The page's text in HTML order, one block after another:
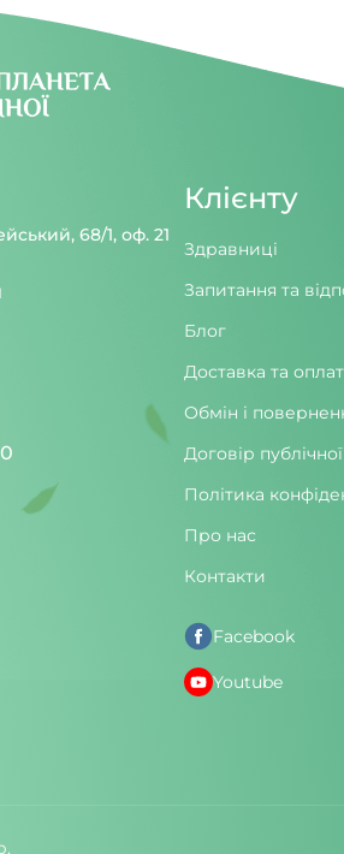
68/1, оф. 21
Клієнту
Здравниці
Запитання та
Блог
Доставка та
Обмін і
Договір
Політика
Про нас
Контакти
Facebook
Youtube